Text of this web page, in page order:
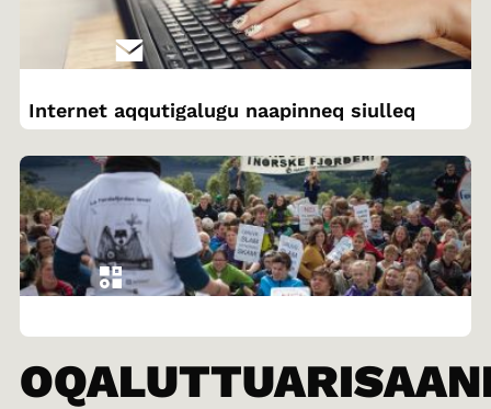
Internet aqqutigalugu naapinneq siulleq